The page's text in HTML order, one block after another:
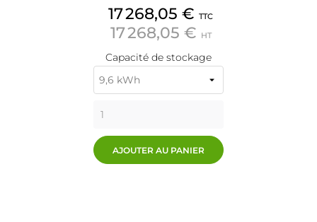
17 268,05 € TTC
17 268,05 € HT
Capacité de stockage
AJOUTER AU PANIER